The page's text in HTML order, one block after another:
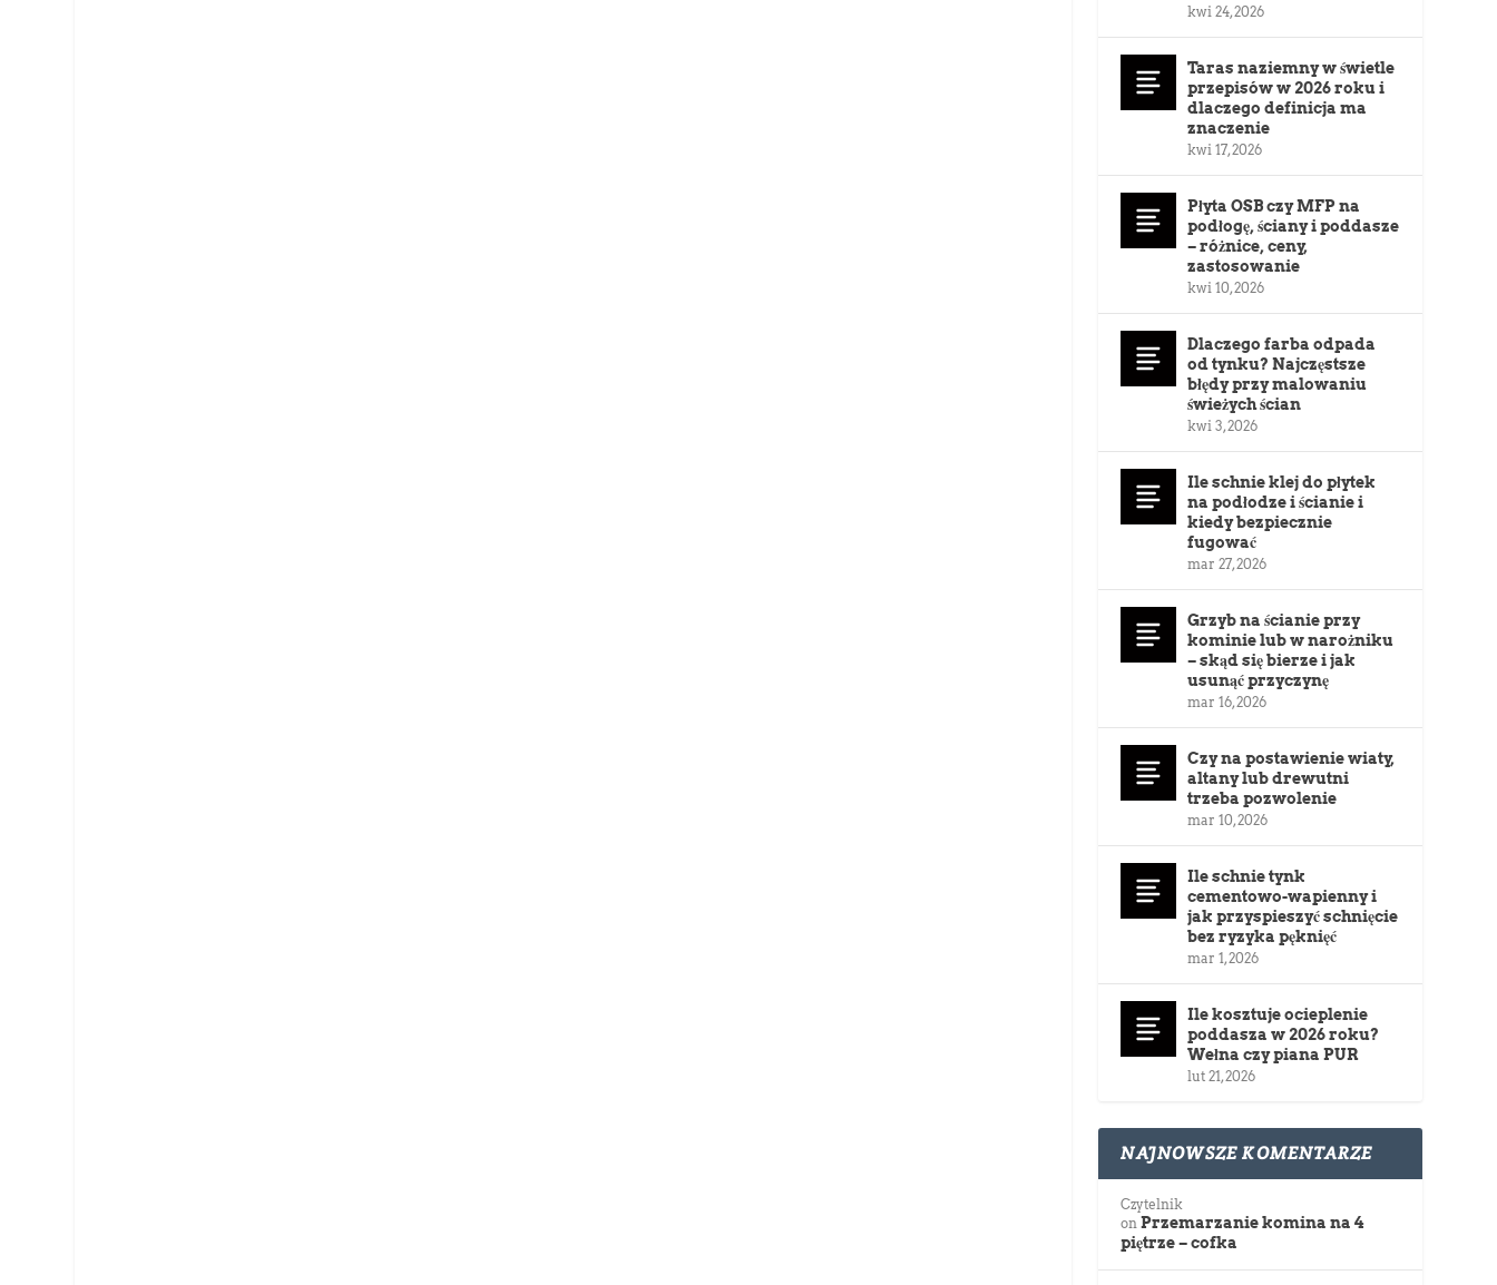
kwi 24, 2026
Taras naziemny w świetle
przepisów w 2026 roku i
dlaczego definicja ma
znaczenie
kwi 17, 2026
Płyta OSB czy MFP na
podłogę, ściany i poddasze
– różnice, ceny,
zastosowanie
kwi 10, 2026
Dlaczego farba odpada
od tynku? Najczęstsze
błędy przy malowaniu
świeżych ścian
kwi 3, 2026
Ile schnie klej do płytek
na podłodze i ścianie i
kiedy bezpiecznie
fugować
mar 27, 2026
Grzyb na ścianie przy
kominie lub w narożniku
– skąd się bierze i jak
usunąć przyczynę
mar 16, 2026
Czy na postawienie wiaty,
altany lub drewutni
trzeba pozwolenie
mar 10, 2026
Ile schnie tynk
cementowo-wapienny i
jak przyspieszyć schnięcie
bez ryzyka pęknięć
mar 1, 2026
Ile kosztuje ocieplenie
poddasza w 2026 roku?
Wełna czy piana PUR
lut 21, 2026
NAJNOWSZE KOMENTARZE
Czytelnik
onPrzemarzanie komina na 4
piętrze – cofka